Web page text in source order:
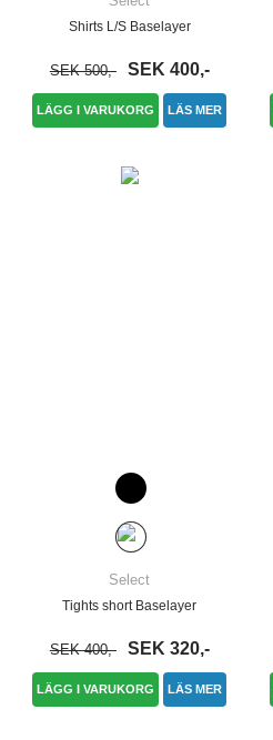
Shirts L/S Baselayer
SEK 500,- SEK 400,-
LÄGG I VARUKORG LÄS MER
Select
Tights short Baselayer
SEK 400,- SEK 320,-
LÄGG I VARUKORG LÄS MER